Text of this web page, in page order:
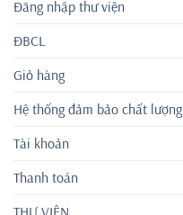
Đăng nhập thư viện
ĐBCL
Giỏ hàng
Hệ thống đảm bảo chất lượng
Tài khoản
Thanh toán
THƯ VIỆN